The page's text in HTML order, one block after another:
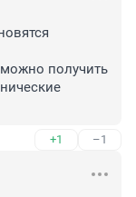
получить
+1 –1